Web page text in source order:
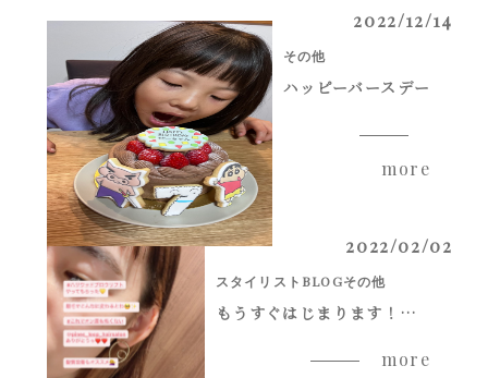
2022/12/14
その他
ハッピーバースデー
more
2022/02/02
スタイリストBLOGその他
もうすぐはじまります！ハリウッドブロウリフト！！
more